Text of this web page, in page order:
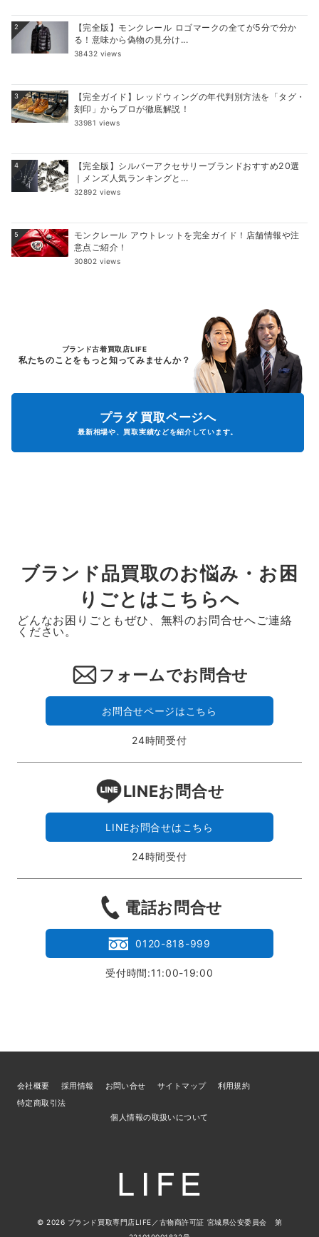
2
【完全版】モンクレール ロゴマークの全てが5分で分か
る！意味から偽物の見分け...
38432 views
3
【完全ガイド】レッドウィングの年代判別方法を「タグ・
刻印」からプロが徹底解説！
33981 views
4
【完全版】シルバーアクセサリーブランドおすすめ20選
｜メンズ人気ランキングと...
32892 views
5
モンクレール アウトレットを完全ガイド！店舗情報や注
意点ご紹介！
30802 views
ブランド古着買取店LIFE
私たちのことをもっと知ってみませんか？
プラダ 買取ページへ
最新相場や、買取実績などを紹介しています。
ブランド品買取のお悩み・お困
りごとはこちらへ
どんなお困りごともぜひ、無料のお問合せへご連絡
ください。
フォームでお問合せ
お問合せページはこちら
24時間受付
LINEお問合せ
LINEお問合せはこちら
24時間受付
電話お問合せ
0120-818-999
受付時間:11:00-19:00
会社概要 採用情報 お問い合せ サイトマップ
利用規約
特定商取引法
個人情報の取扱いについて
© 2026 ブランド買取専門店LIFE ／古物商許可証 宮城県公安委員会 第